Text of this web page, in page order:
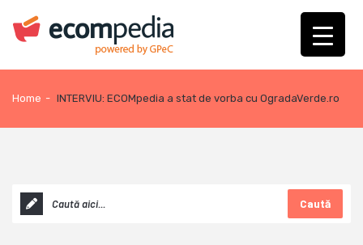
Home - INTERVIU: ECOMpedia a stat de vorba cu OgradaVerde.ro
Caută